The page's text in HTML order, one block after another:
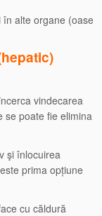
alte organe (oase
vindecarea
se poate fie elimina
şi înlocuirea
prima opțiune
cu căldură